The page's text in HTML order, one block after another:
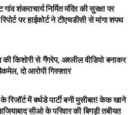
गांव शंकराचार्य निर्मित मंदिर की सुरक्षा पर
पर हाईकोर्ट ने टीएचडीसी से मांगा शपथ
किशोरी से गैंगरेप, अश्लील वीडियो बनाकर
दो आरोपी गिरफ्तार
रिजॉर्ट में बर्थडे पार्टी बनी मुसीबत! केक खाने
सीओ के परिवार की बिगड़ी तबीयत